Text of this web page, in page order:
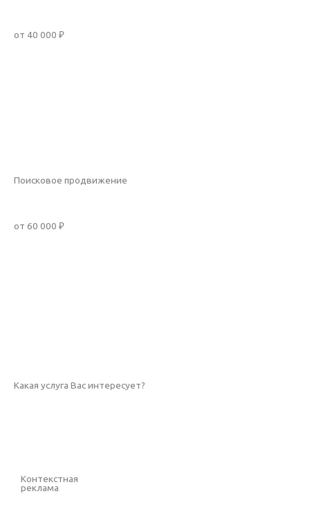
от 40 000 ₽
Поисковое продвижение
от 60 000 ₽
Какая услуга Вас интересует?
Контекстная
реклама